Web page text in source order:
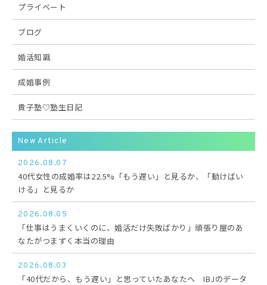
プライベート
ブログ
婚活知識
成婚事例
貴子塾♡塾生日記
New Article
2026.08.07
40代女性の成婚率は22.5%「もう遅い」と見るか、「動けばい
ける」と見るか
2026.08.05
「仕事はうまくいくのに、婚活だけ失敗ばかり」頑張り屋のあ
なたがつまずく本当の理由
2026.08.03
「40代だから、もう遅い」と思っていたあなたへ IBJのデータ